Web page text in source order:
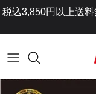
コ
テ
ツ
に
税込3,850円以上送